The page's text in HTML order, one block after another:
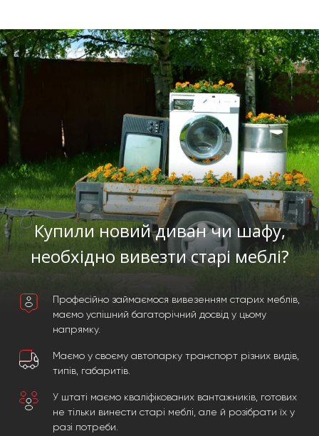
Купили новий диван чи шафу,
необхідно вивезти старі меблі?
Професійно займаємося вивезенням старих меблів,
маємо успішний багаторічний досвід у цьому
напрямку.
Маємо у своєму автопарку транспорт різних видів,
типів, габаритів.
У штаті маємо кваліфікованих вантажників, готових
не тільки винести старі меблі, але й розібрати їх у
разі потреби.